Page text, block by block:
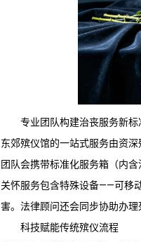
专业团队构建治丧服务新标
东郊殡仪馆的一站式服务由资
团队会携带标准化服务箱（内
关怀服务包含特殊设备——可移
害。法律顾问还会同步协助办
科技赋能传统殡仪流程